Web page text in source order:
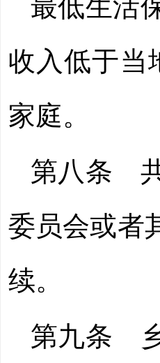
最低生活
收入低于当
家庭。
第八条
委员会或者
续。
第九条